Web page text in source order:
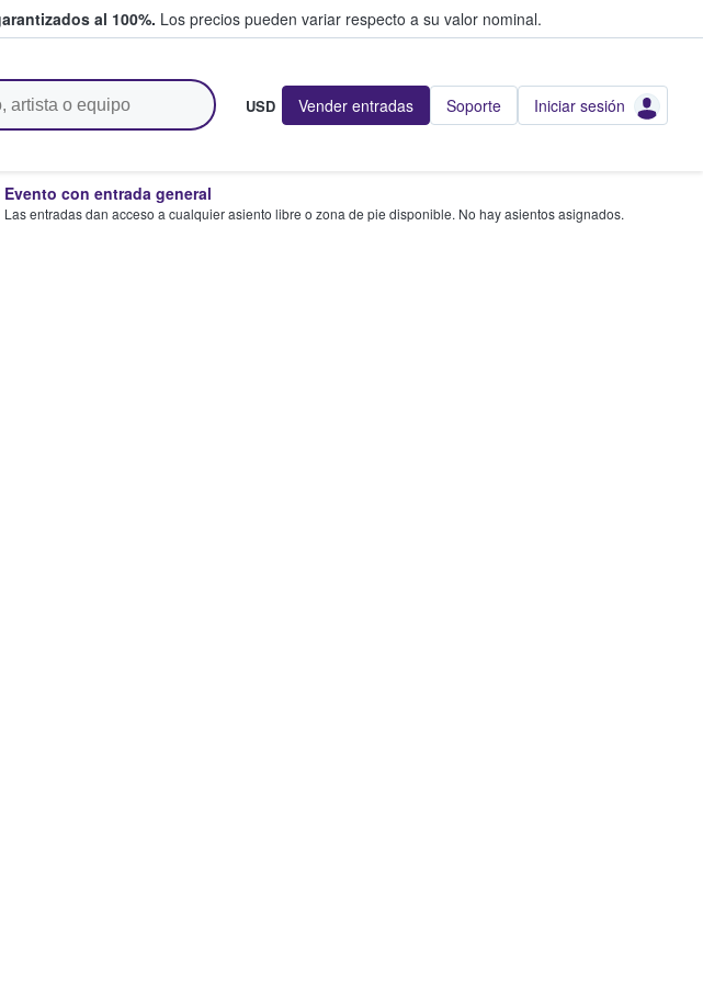
al 100%. Los precios pueden variar respecto a su valor nominal.
USD Vender entradas Soporte Iniciar sesión
Evento con entrada general
Las entradas dan acceso a cualquier asiento libre o zona de pie disponible. No hay asientos asignados.